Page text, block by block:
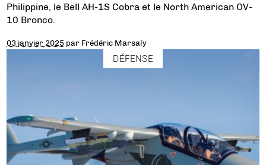
Philippine, le Bell AH-1S Cobra et le North American OV-
10 Bronco.
03 janvier 2025 par Frédéric Marsaly
DÉFENSE